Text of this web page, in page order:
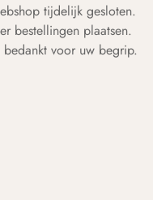
tijdelijk gesloten.
bestellingen plaatsen.
voor uw begrip.